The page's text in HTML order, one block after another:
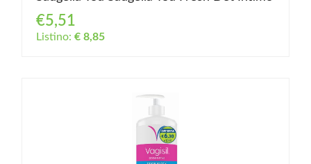
€5,51
Listino: € 8,85